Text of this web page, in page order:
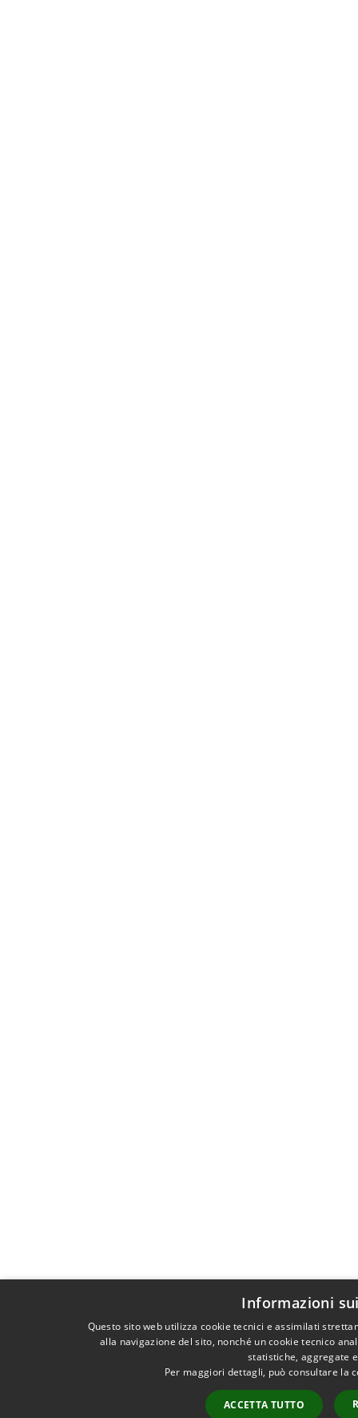
Informazioni
Questo sito web utilizza cookie tecnici e assimilati
alla navigazione del sito, nonché un cookie tecnico
statistiche, aggregate
Per maggiori dettagli, può consultare la
ACCETTA TUTTO